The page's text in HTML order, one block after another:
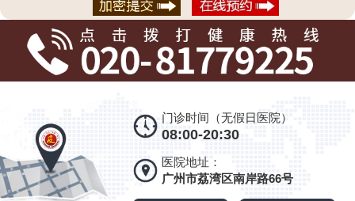
门诊时间（无假日医院）
08:00-20:30
医院地址：
广州市荔湾区南岸路66号